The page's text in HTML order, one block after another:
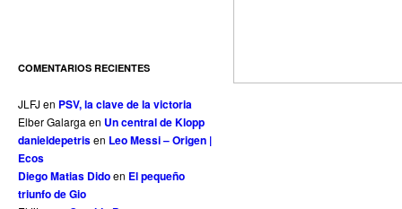
COMENTARIOS RECIENTES
JLFJ en PSV, la clave de la victoria
Elber Galarga en Un central de Klopp
danieldepetrisen Leo Messi – Origen |
Ecos
Diego Matias Didoen El pequeño
triunfo de Gio